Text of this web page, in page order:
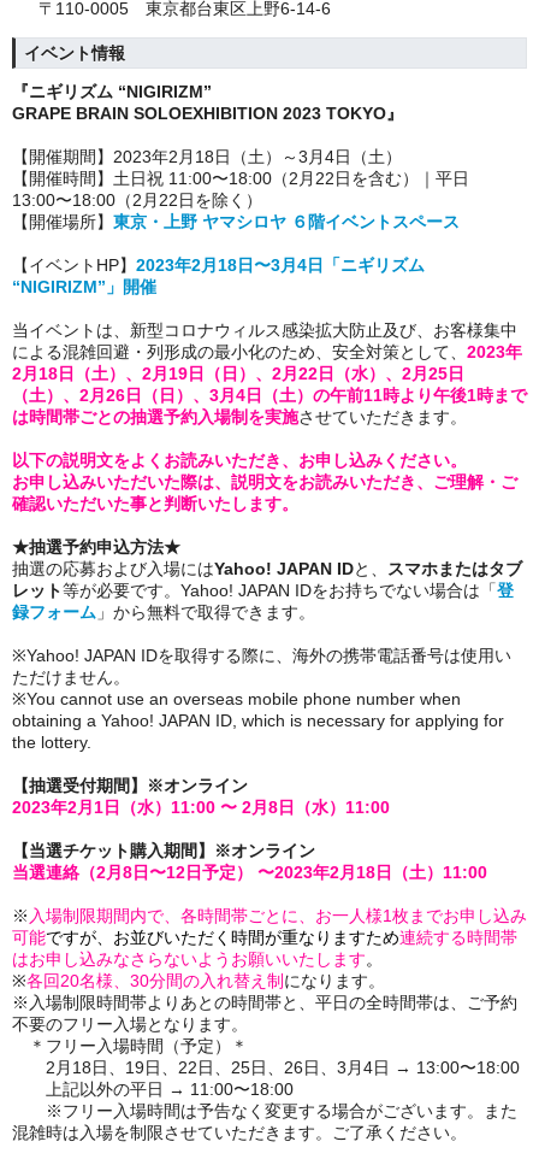
〒110-0005 東京都台東区上野6-14-6
イベント情報
『ニギリズム “NIGIRIZM”
GRAPE BRAIN SOLOEXHIBITION 2023 TOKYO』
【開催期間】2023年2月18日（土）～3月4日（土）
【開催時間】土日祝 11:00〜18:00（2月22日を含む）｜平日
13:00〜18:00（2月22日を除く）
【開催場所】 東京・上野 ヤマシロヤ ６階イベントスペース
【イベントHP】 2023年2月18日〜3月4日「ニギリズム
“NIGIRIZM”」開催
当イベントは、新型コロナウィルス感染拡大防止及び、お客様集中
による混雑回避・列形成の最小化のため、安全対策として、 2023年
2月18日（土）、2月19日（日）、 2月22日（水）、 2月25日
（土）、2月26日（日）、3月4日（土）の午前11時より午後1時まで
は時間帯ごとの抽選予約入場制を実施させていただきます。
以下の説明文をよくお読みいただき、お申し込みください。
お申し込みいただいた際は、説明文をお読みいただき、ご理解・ご
確認いただいた事と判断いたします。
★抽選予約申込方法★
抽選の応募および入場にはYahoo! JAPAN IDと、
スマホまたはタブ
レット等が必要です。Yahoo! JAPAN IDをお持ちでない場合は「登
録フォーム 」から無料で取得できます。
※Yahoo! JAPAN IDを取得する際に、海外の携帯電話番号は使用い
ただけません。
※You cannot use an overseas mobile phone number when
obtaining a Yahoo! JAPAN ID, which is necessary for applying for
the lottery.
【抽選受付期間】※オンライン
2023年2月1日（水）11:00 〜 2月8日（水）11:00
【当選チケット購入期間】※オンライン
当選連絡（2月8日〜12日予定） 〜2023年2月18日（土）11:00
※ 入場制限期間内で、各時間帯ごとに、お一人様1枚までお申し込み
可能ですが、お並びいただく時間が重なりますため連続する時間帯
はお申し込みなさらないようお願いいたします。
※各回20名様、30分間の入れ替え制 になります。
※入場制限時間帯よりあとの時間帯と、平日の全時間帯は、ご予約
不要のフリー入場となります。
＊フリー入場時間（予定）＊
2月18日、19日、22日、25日、26日、3月4日 → 13:00〜18:00
上記以外の平日 → 11:00〜18:00
※フリー入場時間は予告なく変更する場合がございます。また
混雑時は入場を制限させていただきます。ご了承ください。